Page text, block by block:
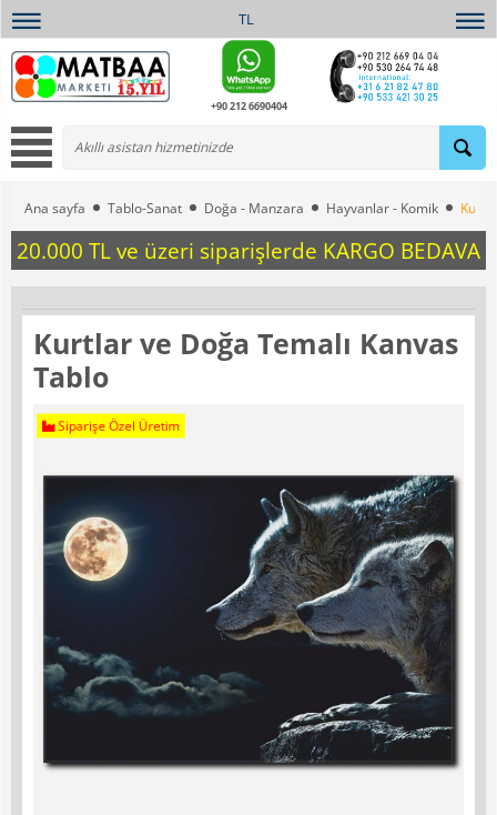
TL
+90 212 6690404
Ana sayfa Tablo-Sanat Doğa - Manzara Hayvanlar - Komik
20.000 TL ve üzeri siparişlerde KARGO BEDAVA
Kurtlar ve Doğa Temalı Kanvas
Tablo
Siparişe Özel Üretim